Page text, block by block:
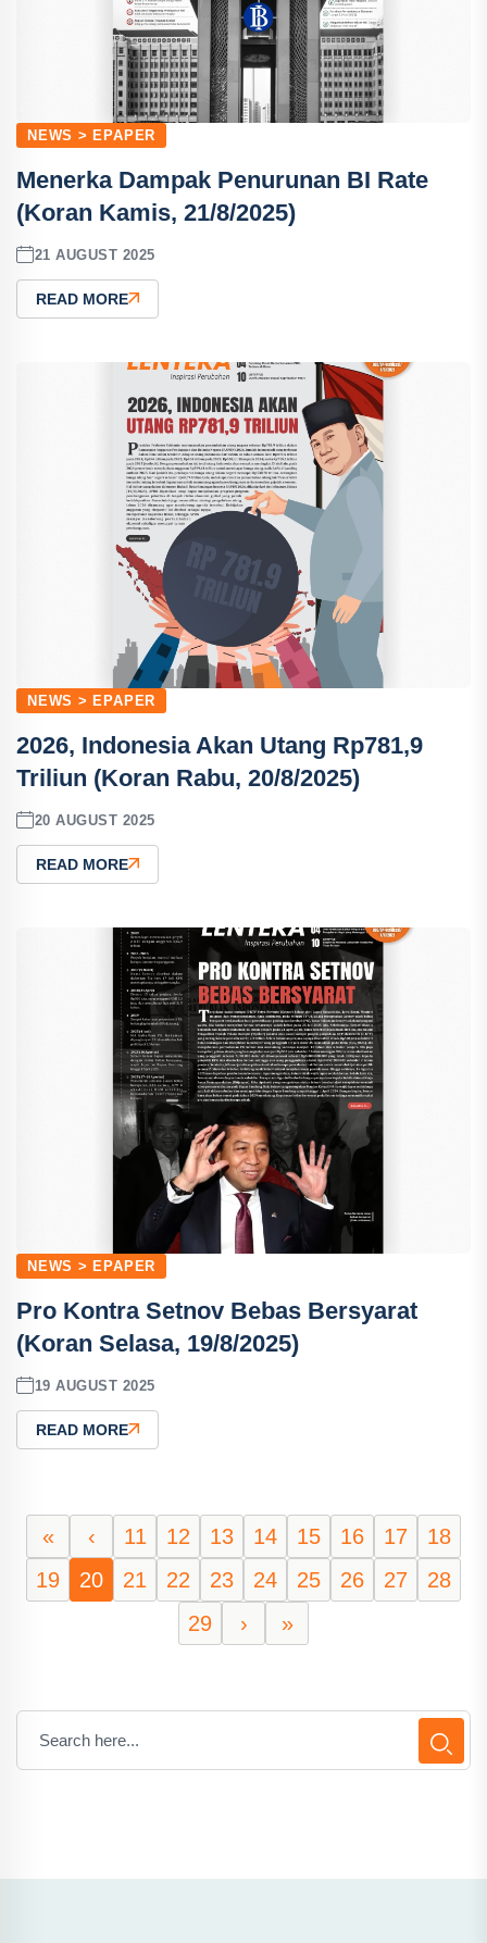
NEWS > EPAPER
Menerka Dampak Penurunan BI Rate
(Koran Kamis, 21/8/2025)
21 AUGUST 2025
READ MORE
NEWS > EPAPER
2026, Indonesia Akan Utang Rp781,9
Triliun (Koran Rabu, 20/8/2025)
20 AUGUST 2025
READ MORE
NEWS > EPAPER
Pro Kontra Setnov Bebas Bersyarat
(Koran Selasa, 19/8/2025)
19 AUGUST 2025
READ MORE
« ‹ 11 12 13 14 15 16 17
18
19
20 21 22 23 24 25 26 27
28
29
› »